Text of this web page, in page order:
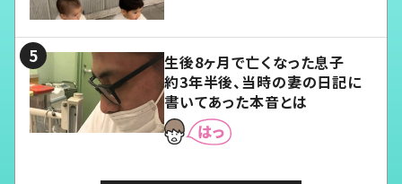
生後8ヶ月で亡くなった息子
約3年半後、当時の妻の日記に
書いてあった本音とは